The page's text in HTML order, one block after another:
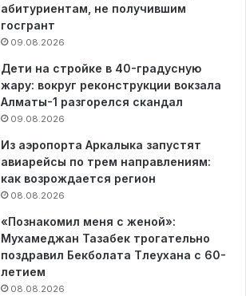
абитуриентам, не получившим
госгрант
09.08.2026
Дети на стройке в 40-градусную
жару: вокруг реконструкции вокзала
Алматы-1 разгорелся скандал
09.08.2026
Из аэропорта Аркалыка запустят
авиарейсы по трем направлениям:
как возрождается регион
08.08.2026
«Познакомил меня с женой»:
Мухамеджан Тазабек трогательно
поздравил Бекболата Тлеухана с 60-
летием
08.08.2026